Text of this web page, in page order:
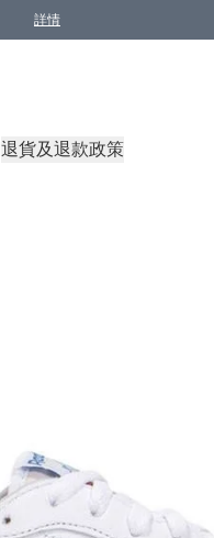
詳情
退貨及退款政策